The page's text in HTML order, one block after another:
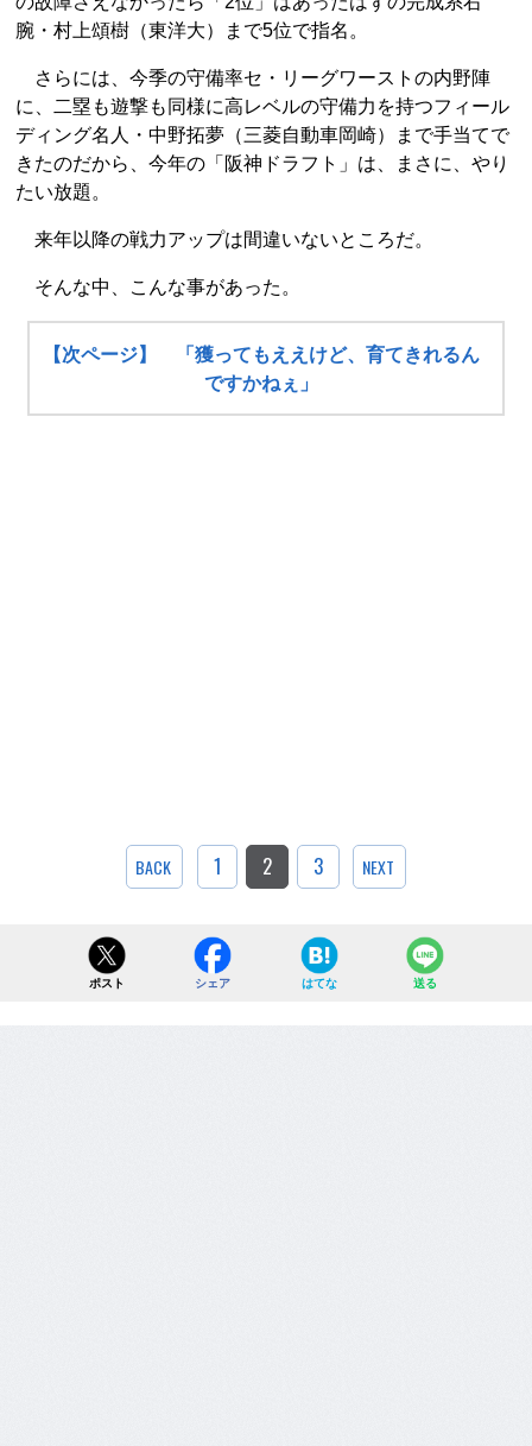
腕・村上頌樹（東洋大）まで5位で指名。
さらには、今季の守備率セ・リーグワーストの内野陣
に、二塁も遊撃も同様に高レベルの守備力を持つフィール
ディング名人・中野拓夢（三菱自動車岡崎）まで手当てで
きたのだから、今年の「阪神ドラフト」は、まさに、やり
たい放題。
来年以降の戦力アップは間違いないところだ。
そんな中、こんな事があった。
【次ページ】 「獲ってもええけど、育てきれるん
ですかねぇ」
BACK 1 2 3 NEXT
ポスト シェア はてな 送る